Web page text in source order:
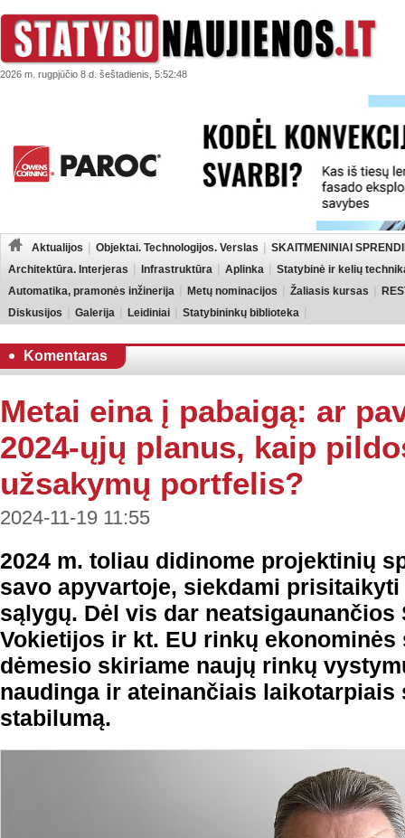
2026 m. rugpjūčio 8 d. šeštadienis, 5:52:48
Aktualijos Objektai. Technologijos. Verslas
SKAITMENINIAI
Architektūra. Interjeras
Infrastruktūra Aplinka
Statybinė ir kelių
Automatika, pramonės inžinerija
Metų nominacijos Žaliasis kursas
Diskusijos
Galerija Leidiniai Statybininkų biblioteka
Komentaras
Metai eina į pabaigą: ar
2024-ųjų planus, kaip
užsakymų portfelis?
2024-11-19 11:55
2024 m. toliau didinome projektinių
savo apyvartoje, siekdami
sąlygų. Dėl vis dar neatsigaunančios
Vokietijos ir kt. EU rinkų
dėmesio skiriame naujų rinkų
naudinga ir ateinančiais
stabilumą.